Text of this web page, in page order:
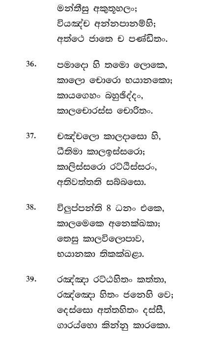
මන්තීසු අකුතූහලං;
වියඤ්ච අන්නපානම්හි;
අත්ථෙ ජාතෙ ච පණ්ඩිතං.
36. පමාදො හි තමො ලොකෙ,
කාලො චොරො භයානකො;
කායගෙහං බහුඡිද්දං,
කාලචොරස්ස චොරිතං.
37. චඤ්චලො කාලදාසො හි,
ධීතිමා කාලඉස්සරො;
කාලිස්සරො රට්ඨිස්සරං,
අතිවත්තති සබ්බසො.
38. විලුප්පන්ති 8 ධනං එකෙ,
කාලමෙකෙ අනෙක්ඛකා;
තෙසු කාලවිලොපාව,
භයානකා තිකක්ඛළා.
39. රඤ්ඤා රට්ඨහිතං කත්තා,
රඤ්ඤො හිතං ජනෙහි වෙ;
දෙස්සො අත්තහිතං දස්සී,
ගාරය්හො කින්නු කාරකො.